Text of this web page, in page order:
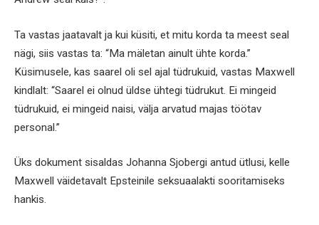
Ta vastas jaatavalt ja kui küsiti, et mitu korda ta meest seal
nägi, siis vastas ta: “Ma mäletan ainult ühte korda.”
Küsimusele, kas saarel oli sel ajal tüdrukuid, vastas Maxwell
kindlalt: “Saarel ei olnud üldse ühtegi tüdrukut. Ei mingeid
tüdrukuid, ei mingeid naisi, välja arvatud majas töötav
personal.”
Üks dokument sisaldas Johanna Sjobergi antud ütlusi, kelle
Maxwell väidetavalt Epsteinile seksuaalakti sooritamiseks
hankis.